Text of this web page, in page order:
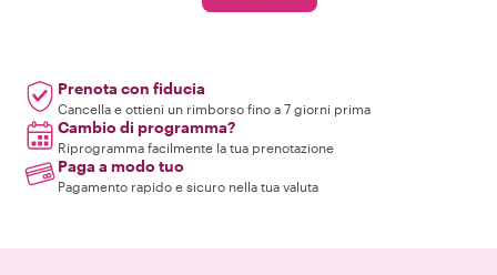
Prenota con fiducia
Cancella e ottieni un rimborso fino a 7 giorni prima
Cambio di programma?
Riprogramma facilmente la tua prenotazione
Paga a modo tuo
Pagamento rapido e sicuro nella tua valuta